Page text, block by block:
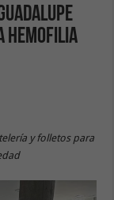
Hemofilia
y folletos para